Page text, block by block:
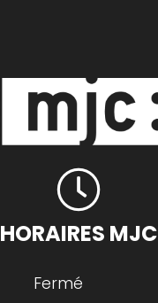
HORAIRES MJC
Fermé